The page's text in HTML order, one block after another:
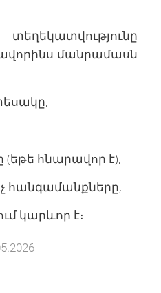
մանրամասն
հնարավոր է),
հանգամանքները,
կարևոր է։